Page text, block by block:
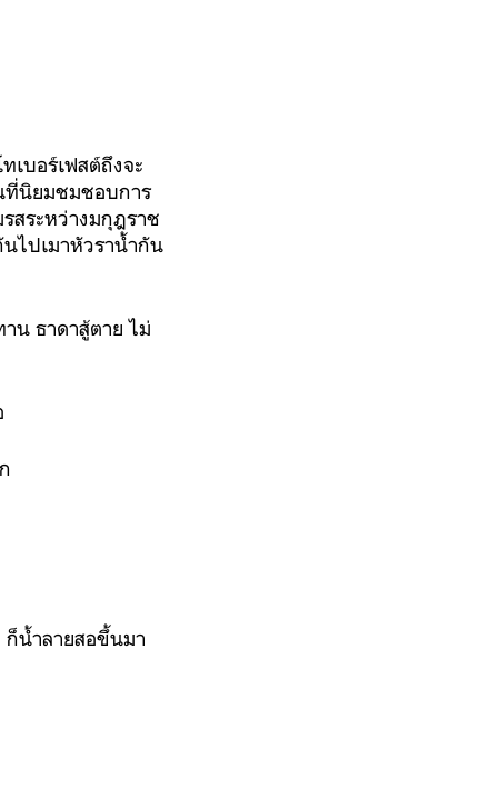
เบอร์เฟสต์ถึงจะ
ที่นิยมชมชอบการ
สระหว่างมกุฎราช
ไปเมาหัวราน้ำกัน
าน ธาดาสู้ตาย ไม่
ก็น้ำลายสอขึ้นมา